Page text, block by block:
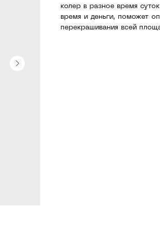
колер в разное время
время и деньги, поможет
перекрашивания всей